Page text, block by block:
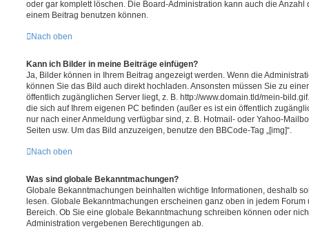
oder gar komplett löschen. Die Board-Administration kann auch die
einem Beitrag benutzen können.
Nach oben
Kann ich Bilder in meine Beiträge einfügen?
Ja, Bilder können in Ihrem Beitrag angezeigt werden. Wenn die
können Sie das Bild auch direkt hochladen. Ansonsten müssen Sie zu
öffentlich zugänglichen Server liegt, z. B. http://www.domain.tld/mein-
die sich auf Ihrem eigenen PC befinden (außer es ist ein öffentlich
nur nach einer Anmeldung verfügbar sind, z. B. Hotmail- oder Yahoo-
Seiten usw. Um das Bild anzuzeigen, benutze den BBCode-Tag „[img]“.
Nach oben
Was sind globale Bekanntmachungen?
Globale Bekanntmachungen beinhalten wichtige Informationen, deshalb
lesen. Globale Bekanntmachungen erscheinen ganz oben in jedem
Bereich. Ob Sie eine globale Bekanntmachung schreiben können oder
Administration vergebenen Berechtigungen ab.